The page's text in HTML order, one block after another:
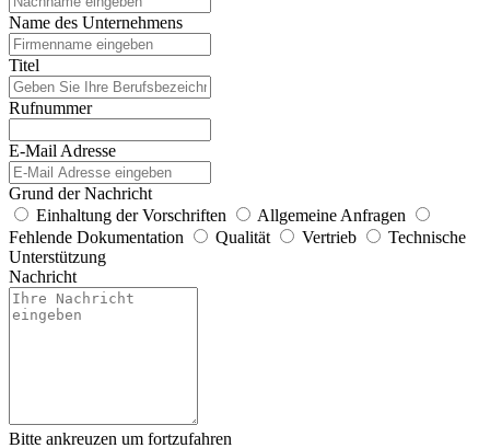
Name des Unternehmens
Titel
Rufnummer
E-Mail Adresse
Grund der Nachricht
Einhaltung der Vorschriften
Allgemeine Anfragen
Fehlende Dokumentation
Qualität Vertrieb
Technische
Unterstützung
Nachricht
Bitte ankreuzen um fortzufahren